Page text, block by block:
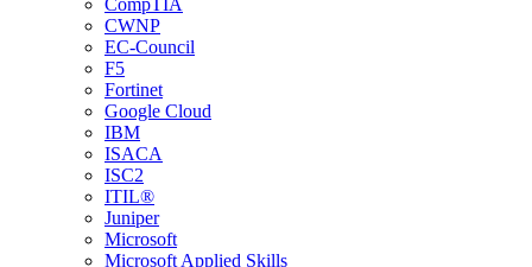
CompTIA
CWNP
EC-Council
F5
Fortinet
Google Cloud
IBM
ISACA
ISC2
ITIL®
Juniper
Microsoft
Microsoft Applied Skills